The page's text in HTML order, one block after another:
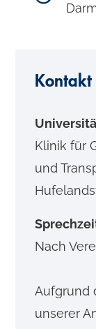
Kontakt
Klinik für
und
Nach
Aufgrund
unserer